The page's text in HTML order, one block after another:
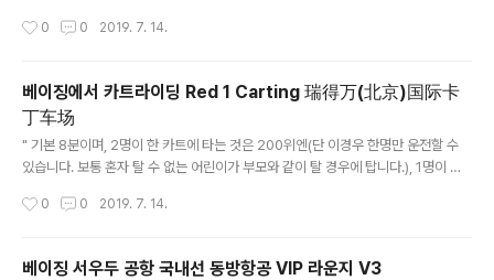
7/24 - [중국 생활/여행] - Crowne Plaza Shanghai Noah Square Crowne
다. 상해에서 IHG 중이서는 가격대 성능비나 괜찮은 곳입니다. 우중루 홍췐루 부근
택시로 30분정도 걸립니다. KBS WORLD가 나옵니다. 플레티넘 엠버써더로 룸 업
그.. alexnam.com
0 0 2019. 7. 14.
베이징에서 카트라이딩 Red 1 Carting 瑞得万(北京)国际卡
丁车场
" 기본 8분이며, 2명이 한 카트에 타는 것은 200위엔(단 이경우 한명만 운전할 수
있습니다. 보통 혼자 탈 수 없는 어린이가 부모와 같이 탈 경우에 탑니다.), 1명이 한
잉 근처에 있습니다. 간단한 안전 교육 이후 초보자도 탈 수 있습니다. 실내 보다는 실
0 0 2019. 7. 14.
베이징 서우두 공항 국내선 동방항공 VIP 라운지 V3